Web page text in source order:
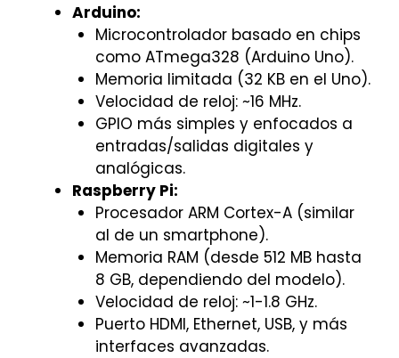
Arduino:
Microcontrolador basado en chips
como ATmega328 (Arduino Uno).
Memoria limitada (32 KB en el Uno).
Velocidad de reloj: ~16 MHz.
GPIO más simples y enfocados a
entradas/salidas digitales y
analógicas.
Raspberry Pi:
Procesador ARM Cortex-A (similar
al de un smartphone).
Memoria RAM (desde 512 MB hasta
8 GB, dependiendo del modelo).
Velocidad de reloj: ~1-1.8 GHz.
Puerto HDMI, Ethernet, USB, y más
interfaces avanzadas.